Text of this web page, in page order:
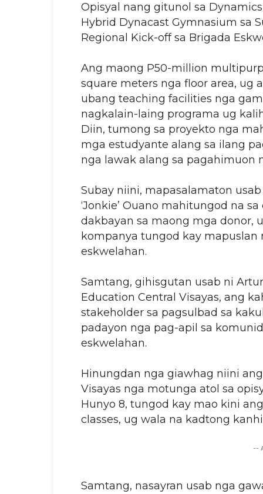
Opisyal nang gitunol sa
Hybrid Dynacast Gymnasium sa
Regional Kick-off sa Brigada
Ang maong P50-million
square meters nga floor area, ug
ubang teaching facilities nga
nagkalain-laing programa ug
Diin, tumong sa proyekto nga
mga estudyante alang sa ilang
nga lawak alang sa pagahimuon
Subay niini, mapasalamaton
‘Jonkie’ Ouano mahitungod na
dakbayan sa maong mga donor,
kompanya tungod kay
eskwelahan.
Samtang, gihisgutan usab ni
Education Central Visayas, ang
stakeholder sa pagsulbad sa
padayon nga pag-apil sa
eskwelahan.
Hinungdan nga giawhag niini
Visayas nga motunga atol sa
Hunyo 8, tungod kay mao kini
classes, ug wala na kadtong
--
Samtang, nasayran usab nga